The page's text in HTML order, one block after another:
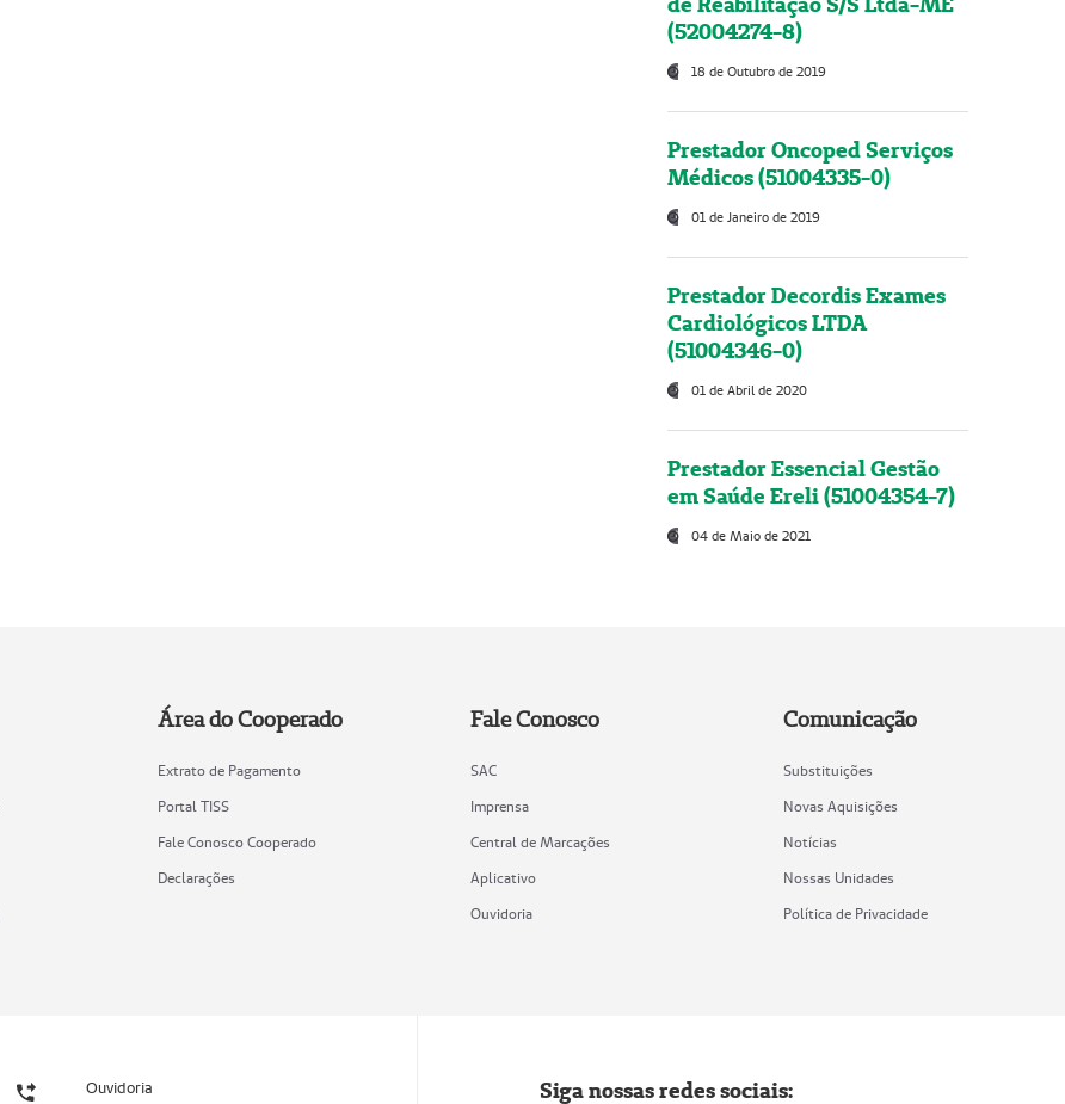
(52004274-8)
18 de Outubro de 2019
Prestador Oncoped Serviços
Médicos (51004335-0)
01 de Janeiro de 2019
Prestador Decordis Exames
Cardiológicos LTDA
(51004346-0)
01 de Abril de 2020
Prestador Essencial Gestão
em Saúde Ereli (51004354-7)
04 de Maio de 2021
Área do Cooperado
Extrato de Pagamento
Portal TISS
Fale Conosco Cooperado
Declarações
Fale Conosco
SAC
Imprensa
Central de Marcações
Aplicativo
Ouvidoria
Comunicação
Substituições
Novas Aquisições
Notícias
Nossas Unidades
Política de Privacidade
Ouvidoria Siga nossas redes sociais: